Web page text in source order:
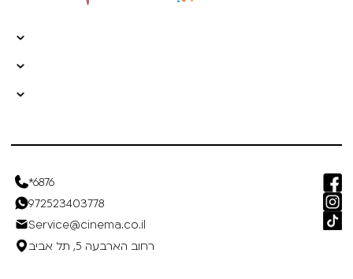
*6876
972523403778
Service@cinema.co.il
רחוב הארבעה 5, תל אביב